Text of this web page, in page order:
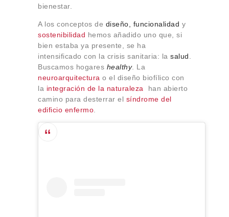
Contacto
bienestar.
A los conceptos de diseño, funcionalidad y
sostenibilidad hemos añadido uno que, si
bien estaba ya presente, se ha
intensificado con la crisis sanitaria: la salud
Buscamos hogares healthy. La
neuroarquitectura o el diseño biofílico con
la integración de la naturaleza han abierto
camino para desterrar el síndrome del
edificio enfermo